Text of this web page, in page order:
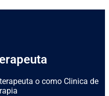
o como Clinica de